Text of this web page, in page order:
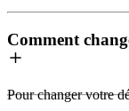
Comment
Pour changer votre